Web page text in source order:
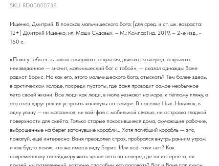
SKU: RD00000738
Ищенко, Дмитрий. В поисках мальчишеского бога: [для сред. и ст. шк. возраста:
12+] Дмитрий Ищенко; ил. Маши Судовых. – М.: КомпасГид, 2019. – 2-е изд., -
160 с.
«Пока у тебя есть запал совершать открытия, двигаться вперёд, открывать
неизведанное — значит, мальчишеский бог с тобой», — сказал однажды Ване
радист Борис. Но как его, этого мальчишеского бога, отыскать? Тем более здесь,
в арктическом холоде, посреди пустоты, где Ваня проводит самое необычное
лето своей жизни. Все люди как люди, в июле уезжают на море, к тёплому пляжу, а
его отец вдруг решил устроить каникулы на севере. В посёлке Цып-Наволок, в
одну улицу — ни магазинов, ни вай-фая с мобильной связью, ни островка гладкой
поверхности для скейта. Только старые покосившиеся дома, скучающие рабочие,
выброшенные на берег затонувшие корабли… Хотя погибший корабль — это,
пожалуй, ещё интересно: Ваня преодолел страх, пробрался внутрь ранним утром
и как будто понял, что же имел в виду Борис. Или всё-таки нет? Как
современному тинейджеру жить целое лето на севере, где ни интернета, ни